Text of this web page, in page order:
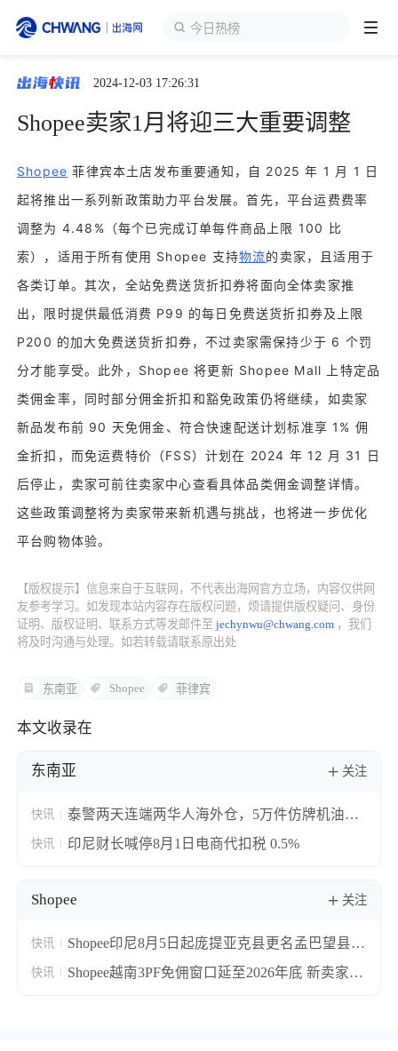
今日热榜
跨境展会
出海资讯
跨境报告
出海导航
出海交流群
了解出海网
2024-12-03 17:26:31
Shopee卖家1月将迎三大重要调整
Shopee 菲律宾本土店发布重要通知，自 2025 年 1 月 1 日
起将推出一系列新政策助力平台发展。首先，平台运费费率
调整为 4.48%（每个已完成订单每件商品上限 100 比
索），适用于所有使用 Shopee 支持物流的卖家，且适用于
各类订单。其次，全站免费送货折扣券将面向全体卖家推
出，限时提供最低消费 P99 的每日免费送货折扣券及上限
P200 的加大免费送货折扣券，不过卖家需保持少于 6 个罚
分才能享受。此外，Shopee 将更新 Shopee Mall 上特定品
类佣金率，同时部分佣金折扣和豁免政策仍将继续，如卖家
新品发布前 90 天免佣金、符合快速配送计划标准享 1% 佣
金折扣，而免运费特价（FSS）计划在 2024 年 12 月 31 日
后停止，卖家可前往卖家中心查看具体品类佣金调整详情。
这些政策调整将为卖家带来新机遇与挑战，也将进一步优化
平台购物体验。
【版权提示】信息来自于互联网，不代表出海网官方立场，内容仅供网
友参考学习。如发现本站内容存在版权问题，烦请提供版权疑问、身份
证明、版权证明、联系方式等发邮件至jechynwu@chwang.com ，我们
将及时沟通与处理。如若转载请联系原出处
东南亚 Shopee 菲律宾
本文收录在
东南亚 关注
快讯
泰警两天连端两华人海外仓，5万件仿牌机油美
妆被扣
快讯 印尼财长喊停8月1日电商代扣税 0.5%
Shopee 关注
快讯
Shopee印尼8月5日起庞提亚克县更名孟巴望县
地址自动批量更新
快讯
Shopee越南3PF免佣窗口延至2026年底 新卖家最